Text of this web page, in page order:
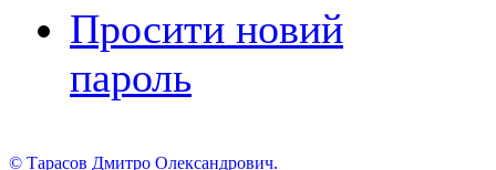
Просити новий
пароль
© Тарасов Дмитро Олександрович.